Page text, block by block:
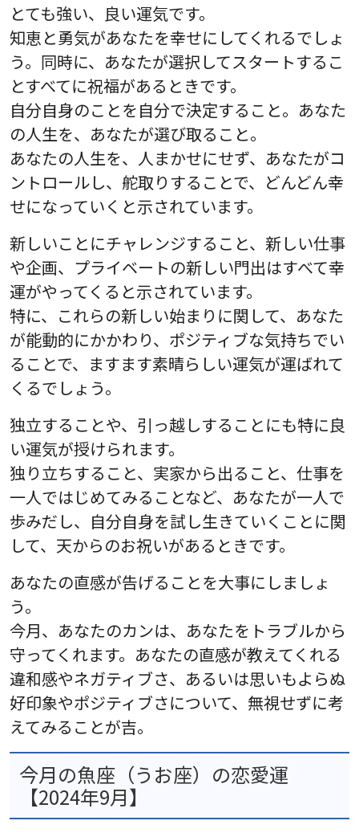
とても強い、良い運気です。
知恵と勇気があなたを幸せにしてくれるでしょ
う。同時に、あなたが選択してスタートするこ
とすべてに祝福があるときです。
自分自身のことを自分で決定すること。あなた
の人生を、あなたが選び取ること。
あなたの人生を、人まかせにせず、あなたがコ
ントロールし、舵取りすることで、どんどん幸
せになっていくと示されています。
新しいことにチャレンジすること、新しい仕事
や企画、プライベートの新しい門出はすべて幸
運がやってくると示されています。
特に、これらの新しい始まりに関して、あなた
が能動的にかかわり、ポジティブな気持ちでい
ることで、ますます素晴らしい運気が運ばれて
くるでしょう。
独立することや、引っ越しすることにも特に良
い運気が授けられます。
独り立ちすること、実家から出ること、仕事を
一人ではじめてみることなど、あなたが一人で
歩みだし、自分自身を試し生きていくことに関
して、天からのお祝いがあるときです。
あなたの直感が告げることを大事にしましょ
う。
今月、あなたのカンは、あなたをトラブルから
守ってくれます。あなたの直感が教えてくれる
違和感やネガティブさ、あるいは思いもよらぬ
好印象やポジティブさについて、無視せずに考
えてみることが吉。
今月の魚座（うお座）の恋愛運
【2024年9月】